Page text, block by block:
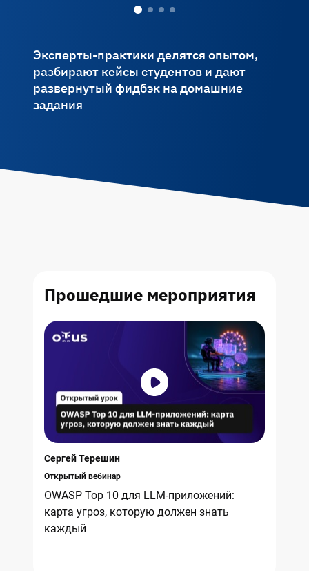
Эксперты-практики делятся опытом,
разбирают кейсы студентов и дают
развернутый фидбэк на домашние
задания
Прошедшие мероприятия
Сергей Терешин
Открытый вебинар
OWASP Top 10 для LLM-приложений:
карта угроз, которую должен знать
каждый